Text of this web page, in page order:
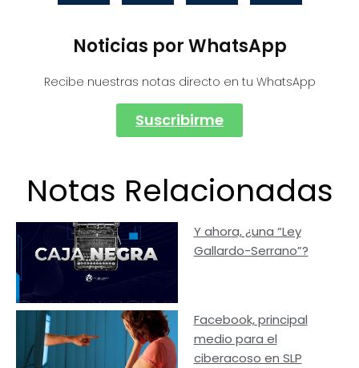
Noticias por WhatsApp
Recibe nuestras notas directo en tu WhatsApp
Suscribirme
Notas Relacionadas
Y ahora, ¿una “Ley
Gallardo-Serrano”?
Facebook, principal
medio para el
ciberacoso en SLP